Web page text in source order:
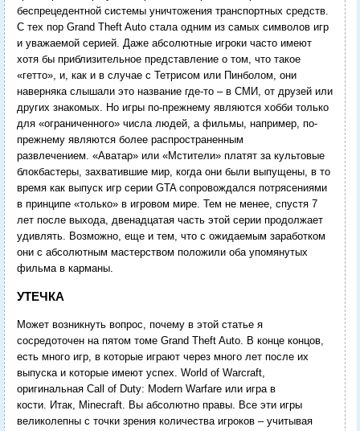
беспрецедентной системы уничтожения транспортных средств.
С тех пор Grand Theft Auto стала одним из самых символов игр
и уважаемой серией. Даже абсолютные игроки часто имеют
хотя бы приблизительное представление о том, что такое
«гетто», и, как и в случае с Тетрисом или Пинболом, они
наверняка слышали это название где-то – в СМИ, от друзей или
других знакомых. Но игры по-прежнему являются хобби только
для «ограниченного» числа людей, а фильмы, например, по-
прежнему являются более распространенным
развлечением. «Аватар» или «Мстители» платят за культовые
блокбастеры, захватившие мир, когда они были выпущены, в то
время как выпуск игр серии GTA сопровождался потрясениями
в принципе «только» в игровом мире. Тем не менее, спустя 7
лет после выхода, двенадцатая часть этой серии продолжает
удивлять. Возможно, еще и тем, что с ожидаемым заработком
они с абсолютным мастерством положили оба упомянутых
фильма в карманы.
УТЕЧКА
Может возникнуть вопрос, почему в этой статье я
сосредоточен на пятом томе Grand Theft Auto. В конце концов,
есть много игр, в которые играют через много лет после их
выпуска и которые имеют успех. World of Warcraft,
оригинальная Call of Duty: Modern Warfare или игра в
кости. Итак, Minecraft. Вы абсолютно правы. Все эти игры
великолепны с точки зрения количества игроков – учитывая